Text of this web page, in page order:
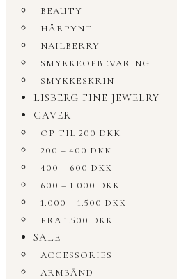
BEAUTY
HÅRPYNT
NAILBERRY
SMYKKEOPBEVARING
SMYKKESKRIN
LISBERG FINE JEWELRY
GAVER
OP TIL 200 DKK
200 – 400 DKK
400 – 600 DKK
600 – 1.000 DKK
1.000 – 1.500 DKK
FRA 1.500 DKK
SALE
ACCESSORIES
ARMBÅND